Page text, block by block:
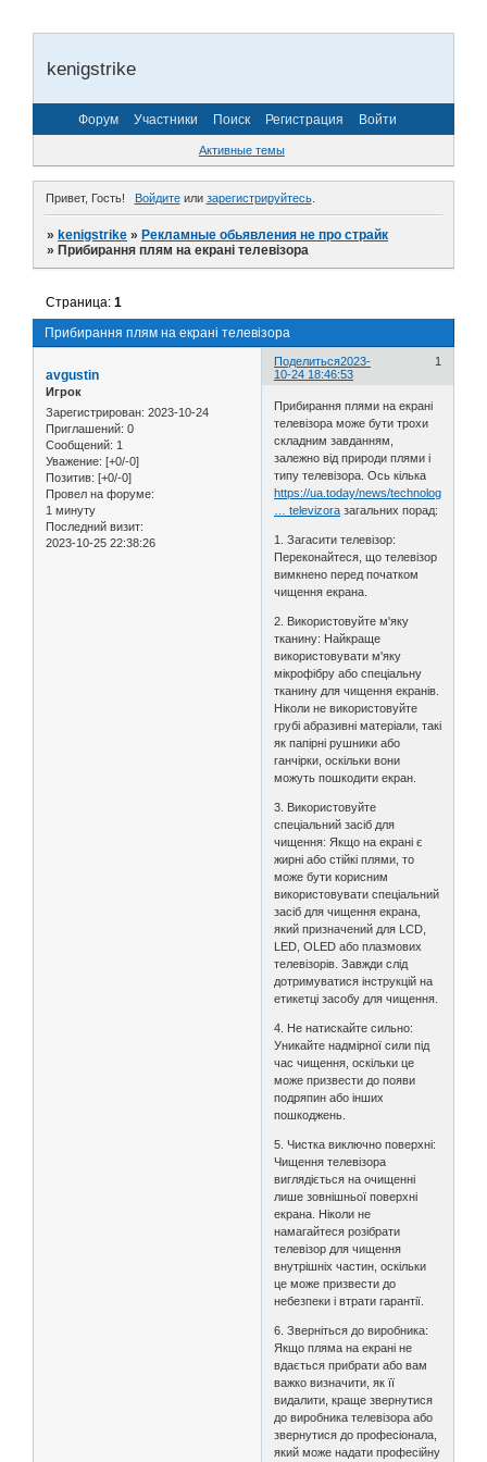
kenigstrike
Форум Участники Поиск Регистрация Войти
Активные темы
Привет, Гость! Войдитеили зарегистрируйтесь.
»kenigstrike »Рекламные обьявления не про страйк
»Прибирання плям на екрані телевізора
Прибирання плям на екрані телевізора
Страница:1
Поделиться 1
2023-
10-24 18:46:53
avgustin
Игрок
Зарегистрирован: 2023-10-24
Приглашений: 0
Сообщений: 1
Уважение: [+0/-0]
Позитив: [+0/-0]
Провел на форуме:
1 минуту
Последний визит:
2023-10-25 22:38:26
Прибирання плями на екрані
телевізора може бути трохи
складним завданням,
залежно від природи плями і
типу телевізора. Ось кілька
https://ua.today/news/
… televizora загальних порад:
1. Загасити телевізор:
Переконайтеся, що телевізор
вимкнено перед початком
чищення екрана.
2. Використовуйте м'яку
тканину: Найкраще
використовувати м'яку
мікрофібру або спеціальну
тканину для чищення екранів.
Ніколи не використовуйте
грубі абразивні матеріали, такі
як папірні рушники або
ганчірки, оскільки вони
можуть пошкодити екран.
3. Використовуйте
спеціальний засіб для
чищення: Якщо на екрані є
жирні або стійкі плями, то
може бути корисним
використовувати спеціальний
засіб для чищення екрана,
який призначений для LCD,
LED, OLED або плазмових
телевізорів. Завжди слід
дотримуватися інструкцій на
етикетці засобу для чищення.
4. Не натискайте сильно:
Уникайте надмірної сили під
час чищення, оскільки це
може призвести до появи
подряпин або інших
пошкоджень.
5. Чистка виключно поверхні:
Чищення телевізора
виглядіється на очищенні
лише зовнішньої поверхні
екрана. Ніколи не
намагайтеся розібрати
телевізор для чищення
внутрішніх частин, оскільки
це може призвести до
небезпеки і втрати гарантії.
6. Зверніться до виробника:
Якщо пляма на екрані не
вдається прибрати або вам
важко визначити, як її
видалити, краще звернутися
до виробника телевізора або
звернутися до професіонала,
який може надати професійну